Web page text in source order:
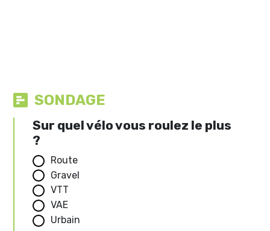
SONDAGE
Sur quel vélo vous roulez le plus
?
Route
Gravel
VTT
VAE
Urbain